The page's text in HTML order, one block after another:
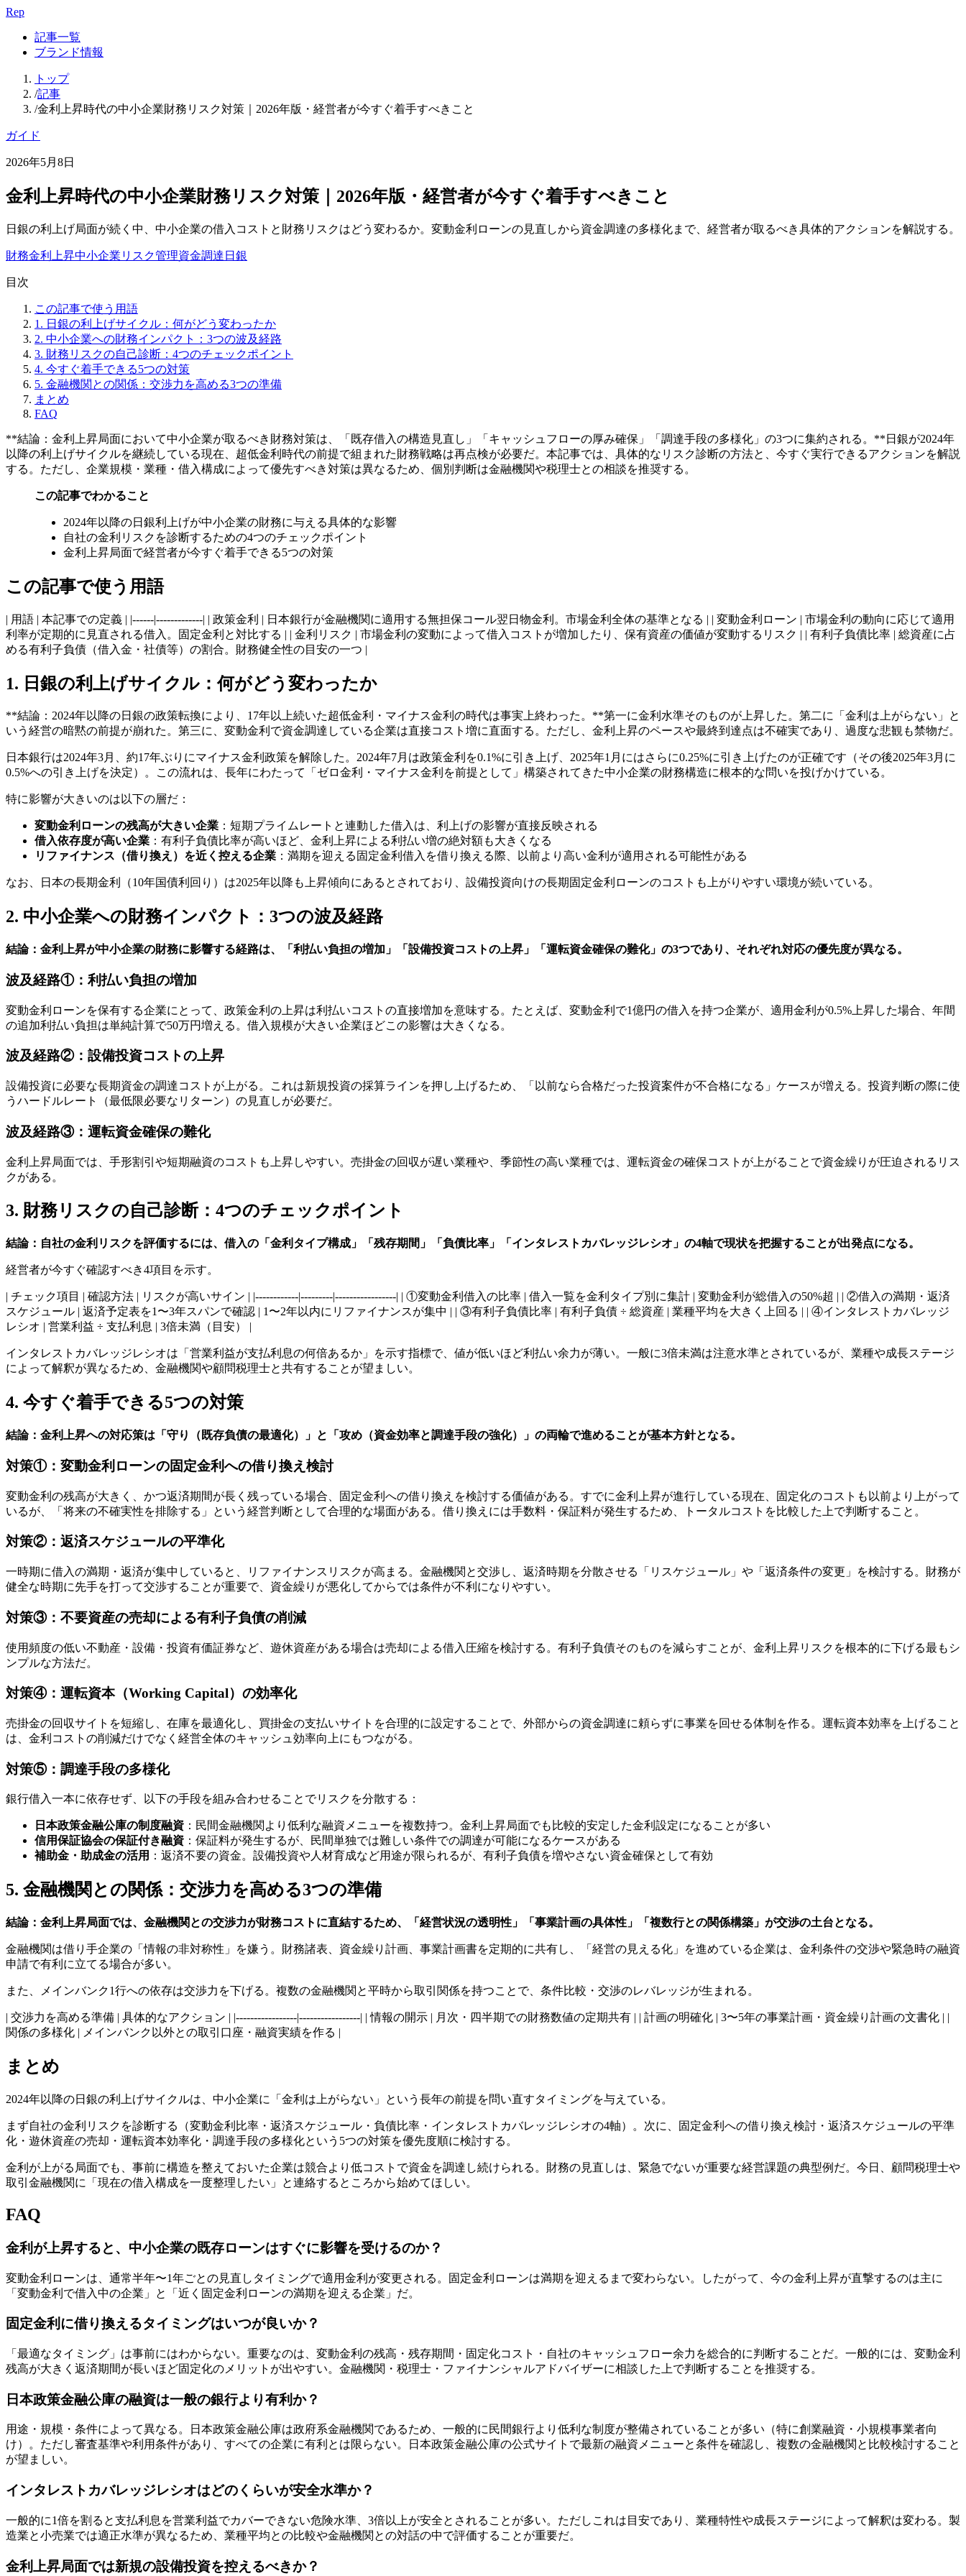
Rep
記事一覧
ブランド情報
トップ
/記事
/金利上昇時代の中小企業財務リスク対策｜2026年版・経営者が今すぐ着手すべきこと
ガイド
2026年5月8日
金利上昇時代の中小企業財務リスク対策｜2026年版・経営者が今すぐ着手すべきこと
日銀の利上げ局面が続く中、中小企業の借入コストと財務リスクはどう変わるか。変動金利ローンの見直しから資金調達の多様化まで、経営者が取るべき具体的アクションを解説する。
財務金利上昇中小企業 リスク管理資金調達 日銀
目次
この記事で使う用語
1. 日銀の利上げサイクル：何がどう変わったか
2. 中小企業への財務インパクト：3つの波及経路
3. 財務リスクの自己診断：4つのチェックポイント
4. 今すぐ着手できる5つの対策
5. 金融機関との関係：交渉力を高める3つの準備
まとめ
FAQ
**結論：金利上昇局面において中小企業が取るべき財務対策は、「既存借入の構造見直し」「キャッシュフローの厚み確保」「調達手段の多様化」の3つに集約される。**日銀が2024年
以降の利上げサイクルを継続している現在、超低金利時代の前提で組まれた財務戦略は再点検が必要だ。本記事では、具体的なリスク診断の方法と、今すぐ実行できるアクションを解説
する。ただし、企業規模・業種・借入構成によって優先すべき対策は異なるため、個別判断は金融機関や税理士との相談を推奨する。
この記事でわかること
2024年以降の日銀利上げが中小企業の財務に与える具体的な影響
自社の金利リスクを診断するための4つのチェックポイント
金利上昇局面で経営者が今すぐ着手できる5つの対策
この記事で使う用語
| 用語 | 本記事での定義 | |------|-------------| | 政策金利 | 日本銀行が金融機関に適用する無担保コール翌日物金利。市場金利全体の基準となる | | 変動金利ローン | 市場金利の動向に応じて適用
利率が定期的に見直される借入。固定金利と対比する | | 金利リスク | 市場金利の変動によって借入コストが増加したり、保有資産の価値が変動するリスク | | 有利子負債比率 | 総資産に占
める有利子負債（借入金・社債等）の割合。財務健全性の目安の一つ |
1. 日銀の利上げサイクル：何がどう変わったか
**結論：2024年以降の日銀の政策転換により、17年以上続いた超低金利・マイナス金利の時代は事実上終わった。**第一に金利水準そのものが上昇した。第二に「金利は上がらない」と
いう経営の暗黙の前提が崩れた。第三に、変動金利で資金調達している企業は直接コスト増に直面する。ただし、金利上昇のペースや最終到達点は不確実であり、過度な悲観も禁物だ。
日本銀行は2024年3月、約17年ぶりにマイナス金利政策を解除した。2024年7月は政策金利を0.1%に引き上げ、2025年1月にはさらに0.25%に引き上げたのが正確です（その後2025年3月に
0.5%への引き上げを決定）。この流れは、長年にわたって「ゼロ金利・マイナス金利を前提として」構築されてきた中小企業の財務構造に根本的な問いを投げかけている。
特に影響が大きいのは以下の層だ：
変動金利ローンの残高が大きい企業 ：短期プライムレートと連動した借入は、利上げの影響が直接反映される
借入依存度が高い企業 ：有利子負債比率が高いほど、金利上昇による利払い増の絶対額も大きくなる
リファイナンス（借り換え）を近く控える企業 ：満期を迎える固定金利借入を借り換える際、以前より高い金利が適用される可能性がある
なお、日本の長期金利（10年国債利回り）は2025年以降も上昇傾向にあるとされており、設備投資向けの長期固定金利ローンのコストも上がりやすい環境が続いている。
2. 中小企業への財務インパクト：3つの波及経路
結論：金利上昇が中小企業の財務に影響する経路は、「利払い負担の増加」「設備投資コストの上昇」「運転資金確保の難化」の3つであり、それぞれ対応の優先度が異なる。
波及経路①：利払い負担の増加
変動金利ローンを保有する企業にとって、政策金利の上昇は利払いコストの直接増加を意味する。たとえば、変動金利で1億円の借入を持つ企業が、適用金利が0.5%上昇した場合、年間
の追加利払い負担は単純計算で50万円増える。借入規模が大きい企業ほどこの影響は大きくなる。
波及経路②：設備投資コストの上昇
設備投資に必要な長期資金の調達コストが上がる。これは新規投資の採算ラインを押し上げるため、「以前なら合格だった投資案件が不合格になる」ケースが増える。投資判断の際に使
うハードルレート（最低限必要なリターン）の見直しが必要だ。
波及経路③：運転資金確保の難化
金利上昇局面では、手形割引や短期融資のコストも上昇しやすい。売掛金の回収が遅い業種や、季節性の高い業種では、運転資金の確保コストが上がることで資金繰りが圧迫されるリス
クがある。
3. 財務リスクの自己診断：4つのチェックポイント
結論：自社の金利リスクを評価するには、借入の「金利タイプ構成」「残存期間」「負債比率」「インタレストカバレッジレシオ」の4軸で現状を把握することが出発点になる。
経営者が今すぐ確認すべき4項目を示す。
| チェック項目 | 確認方法 | リスクが高いサイン | |------------|---------|-----------------| | ①変動金利借入の比率 | 借入一覧を金利タイプ別に集計 | 変動金利が総借入の50%超 | | ②借入の満期・返済
スケジュール | 返済予定表を1〜3年スパンで確認 | 1〜2年以内にリファイナンスが集中 | | ③有利子負債比率 | 有利子負債 ÷ 総資産 | 業種平均を大きく上回る | | ④インタレストカバレッジ
レシオ | 営業利益 ÷ 支払利息 | 3倍未満（目安） |
インタレストカバレッジレシオは「営業利益が支払利息の何倍あるか」を示す指標で、値が低いほど利払い余力が薄い。一般に3倍未満は注意水準とされているが、業種や成長ステージ
によって解釈が異なるため、金融機関や顧問税理士と共有することが望ましい。
4. 今すぐ着手できる5つの対策
結論：金利上昇への対応策は「守り（既存負債の最適化）」と「攻め（資金効率と調達手段の強化）」の両輪で進めることが基本方針となる。
対策①：変動金利ローンの固定金利への借り換え検討
変動金利の残高が大きく、かつ返済期間が長く残っている場合、固定金利への借り換えを検討する価値がある。すでに金利上昇が進行している現在、固定化のコストも以前より上がって
いるが、「将来の不確実性を排除する」という経営判断として合理的な場面がある。借り換えには手数料・保証料が発生するため、トータルコストを比較した上で判断すること。
対策②：返済スケジュールの平準化
一時期に借入の満期・返済が集中していると、リファイナンスリスクが高まる。金融機関と交渉し、返済時期を分散させる「リスケジュール」や「返済条件の変更」を検討する。財務が
健全な時期に先手を打って交渉することが重要で、資金繰りが悪化してからでは条件が不利になりやすい。
対策③：不要資産の売却による有利子負債の削減
使用頻度の低い不動産・設備・投資有価証券など、遊休資産がある場合は売却による借入圧縮を検討する。有利子負債そのものを減らすことが、金利上昇リスクを根本的に下げる最もシ
ンプルな方法だ。
対策④：運転資本（Working Capital）の効率化
売掛金の回収サイトを短縮し、在庫を最適化し、買掛金の支払いサイトを合理的に設定することで、外部からの資金調達に頼らずに事業を回せる体制を作る。運転資本効率を上げること
は、金利コストの削減だけでなく経営全体のキャッシュ効率向上にもつながる。
対策⑤：調達手段の多様化
銀行借入一本に依存せず、以下の手段を組み合わせることでリスクを分散する：
日本政策金融公庫の制度融資 ：民間金融機関より低利な融資メニューを複数持つ。金利上昇局面でも比較的安定した金利設定になることが多い
信用保証協会の保証付き融資 ：保証料が発生するが、民間単独では難しい条件での調達が可能になるケースがある
補助金・助成金の活用 ：返済不要の資金。設備投資や人材育成など用途が限られるが、有利子負債を増やさない資金確保として有効
5. 金融機関との関係：交渉力を高める3つの準備
結論：金利上昇局面では、金融機関との交渉力が財務コストに直結するため、「経営状況の透明性」「事業計画の具体性」「複数行との関係構築」が交渉の土台となる。
金融機関は借り手企業の「情報の非対称性」を嫌う。財務諸表、資金繰り計画、事業計画書を定期的に共有し、「経営の見える化」を進めている企業は、金利条件の交渉や緊急時の融資
申請で有利に立てる場合が多い。
また、メインバンク1行への依存は交渉力を下げる。複数の金融機関と平時から取引関係を持つことで、条件比較・交渉のレバレッジが生まれる。
| 交渉力を高める準備 | 具体的なアクション | |-----------------|-----------------| | 情報の開示 | 月次・四半期での財務数値の定期共有 | | 計画の明確化 | 3〜5年の事業計画・資金繰り計画の文書化 | |
関係の多様化 | メインバンク以外との取引口座・融資実績を作る |
まとめ
2024年以降の日銀の利上げサイクルは、中小企業に「金利は上がらない」という長年の前提を問い直すタイミングを与えている。
まず自社の金利リスクを診断する（変動金利比率・返済スケジュール・負債比率・インタレストカバレッジレシオの4軸）。次に、固定金利への借り換え検討・返済スケジュールの平準
化・遊休資産の売却・運転資本効率化・調達手段の多様化という5つの対策を優先度順に検討する。
金利が上がる局面でも、事前に構造を整えておいた企業は競合より低コストで資金を調達し続けられる。財務の見直しは、緊急でないが重要な経営課題の典型例だ。今日、顧問税理士や
取引金融機関に「現在の借入構成を一度整理したい」と連絡するところから始めてほしい。
FAQ
金利が上昇すると、中小企業の既存ローンはすぐに影響を受けるのか？
変動金利ローンは、通常半年〜1年ごとの見直しタイミングで適用金利が変更される。固定金利ローンは満期を迎えるまで変わらない。したがって、今の金利上昇が直撃するのは主に
「変動金利で借入中の企業」と「近く固定金利ローンの満期を迎える企業」だ。
固定金利に借り換えるタイミングはいつが良いか？
「最適なタイミング」は事前にはわからない。重要なのは、変動金利の残高・残存期間・固定化コスト・自社のキャッシュフロー余力を総合的に判断することだ。一般的には、変動金利
残高が大きく返済期間が長いほど固定化のメリットが出やすい。金融機関・税理士・ファイナンシャルアドバイザーに相談した上で判断することを推奨する。
日本政策金融公庫の融資は一般の銀行より有利か？
用途・規模・条件によって異なる。日本政策金融公庫は政府系金融機関であるため、一般的に民間銀行より低利な制度が整備されていることが多い（特に創業融資・小規模事業者向
け）。ただし審査基準や利用条件があり、すべての企業に有利とは限らない。日本政策金融公庫の公式サイトで最新の融資メニューと条件を確認し、複数の金融機関と比較検討すること
が望ましい。
インタレストカバレッジレシオはどのくらいが安全水準か？
一般的に1倍を割ると支払利息を営業利益でカバーできない危険水準、3倍以上が安全とされることが多い。ただしこれは目安であり、業種特性や成長ステージによって解釈は変わる。製
造業と小売業では適正水準が異なるため、業種平均との比較や金融機関との対話の中で評価することが重要だ。
金利上昇局面では新規の設備投資を控えるべきか？